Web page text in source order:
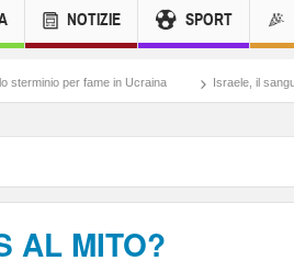
NOTIZIE SPORT
in Ucraina Israele, il sangue degli altri
AL MITO?